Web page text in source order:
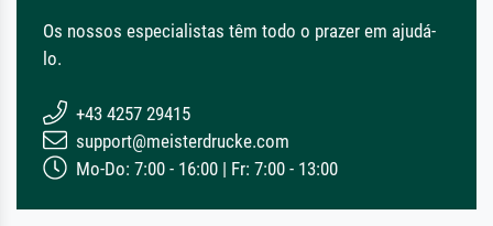
Os nossos especialistas têm todo o prazer em ajudá-
lo.
+43 4257 29415
support@meisterdrucke.com
Mo-Do: 7:00 - 16:00 | Fr: 7:00 - 13:00